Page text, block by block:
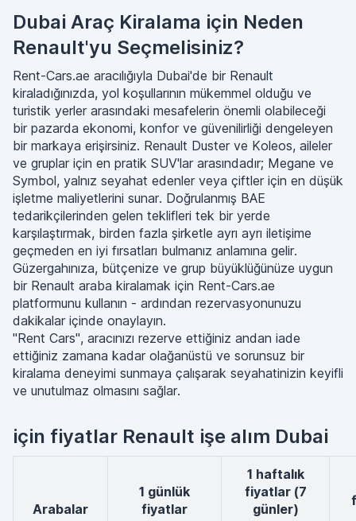
Dubai Araç Kiralama için Neden
Renault'yu Seçmelisiniz?
Rent-Cars.ae aracılığıyla Dubai'de bir Renault
kiraladığınızda, yol koşullarının mükemmel olduğu ve
turistik yerler arasındaki mesafelerin önemli olabileceği
bir pazarda ekonomi, konfor ve güvenilirliği dengeleyen
bir markaya erişirsiniz. Renault Duster ve Koleos, aileler
ve gruplar için en pratik SUV'lar arasındadır; Megane ve
Symbol, yalnız seyahat edenler veya çiftler için en düşük
işletme maliyetlerini sunar. Doğrulanmış BAE
tedarikçilerinden gelen teklifleri tek bir yerde
karşılaştırmak, birden fazla şirketle ayrı ayrı iletişime
geçmeden en iyi fırsatları bulmanız anlamına gelir.
Güzergahınıza, bütçenize ve grup büyüklüğünüze uygun
bir Renault araba kiralamak için Rent-Cars.ae
platformunu kullanın - ardından rezervasyonunuzu
dakikalar içinde onaylayın.
"Rent Cars", aracınızı rezerve ettiğiniz andan iade
ettiğiniz zamana kadar olağanüstü ve sorunsuz bir
kiralama deneyimi sunmaya çalışarak seyahatinizin keyifli
ve unutulmaz olmasını sağlar.
için fiyatlar Renault işe alım Dubai
arabalar
1 günlük
fiyatlar
1 haftalık
fiyatlar (7
günler)